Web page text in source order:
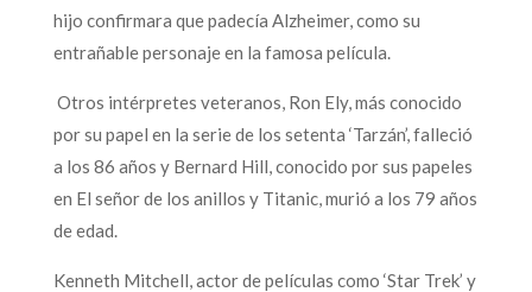
hijo confirmara que padecía Alzheimer, como su
entrañable personaje en la famosa película.
Otros intérpretes veteranos, Ron Ely, más conocido
por su papel en la serie de los setenta ‘Tarzán’, falleció
a los 86 años y Bernard Hill, conocido por sus papeles
en El señor de los anillos y Titanic, murió a los 79 años
de edad.
Kenneth Mitchell, actor de películas como ‘Star Trek’ y